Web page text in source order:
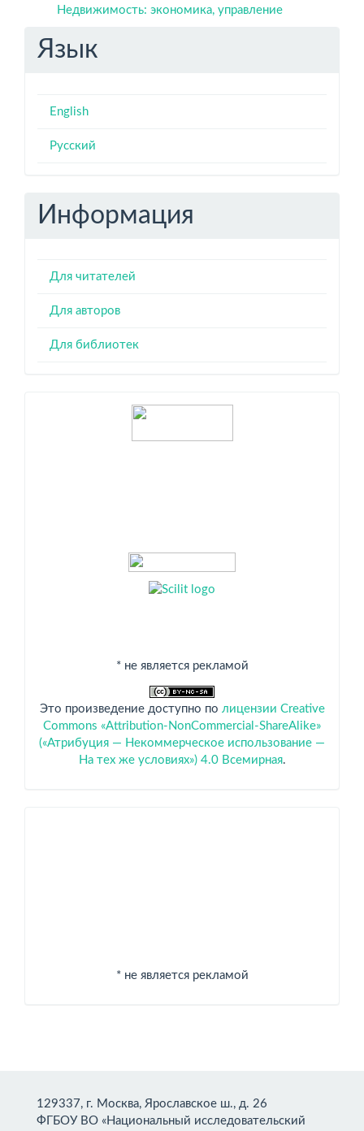
Недвижимость: экономика, управление
Язык
English
Русский
Информация
Для читателей
Для авторов
Для библиотек
Индексация
* не является рекламой
Это произведение доступно по лицензии Creative
Commons «Attribution-NonCommercial-ShareAlike»
(«Атрибуция — Некоммерческое использование —
На тех же условиях») 4.0 Всемирная.
* не является рекламой
129337, г. Москва, Ярославское ш., д. 26
ФГБОУ ВО «Национальный исследовательский